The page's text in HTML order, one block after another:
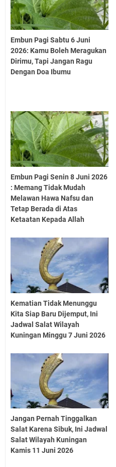
Embun Pagi Sabtu 6 Juni
2026: Kamu Boleh Meragukan
Dirimu, Tapi Jangan Ragu
Dengan Doa Ibumu
Embun Pagi Senin 8 Juni 2026
: Memang Tidak Mudah
Melawan Hawa Nafsu dan
Tetap Berada di Atas
Ketaatan Kepada Allah
Kematian Tidak Menunggu
Kita Siap Baru Dijemput, Ini
Jadwal Salat Wilayah
Kuningan Minggu 7 Juni 2026
Jangan Pernah Tinggalkan
Salat Karena Sibuk, Ini Jadwal
Salat Wilayah Kuningan
Kamis 11 Juni 2026